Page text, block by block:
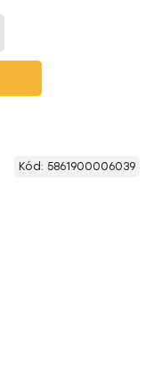
Kód: 5861900006039